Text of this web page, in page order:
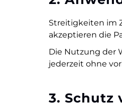
Streitigkeiten im
akzeptieren die
Die Nutzung der
jederzeit ohne
3. Schutz